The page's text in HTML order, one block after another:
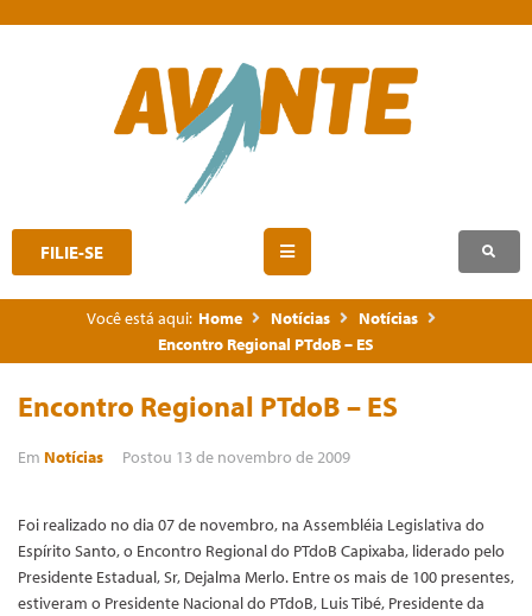
FILIE-SE
Você está aqui: Home Notícias
Notícias
Encontro Regional PTdoB – ES
Encontro Regional PTdoB – ES
Em Notícias Postou 13 de novembro de 2009
Foi realizado no dia 07 de novembro, na Assembléia Legislativa do
Espírito Santo, o Encontro Regional do PTdoB Capixaba, liderado pelo
Presidente Estadual, Sr, Dejalma Merlo. Entre os mais de 100 presentes,
estiveram o Presidente Nacional do PTdoB, Luis Tibé, Presidente da